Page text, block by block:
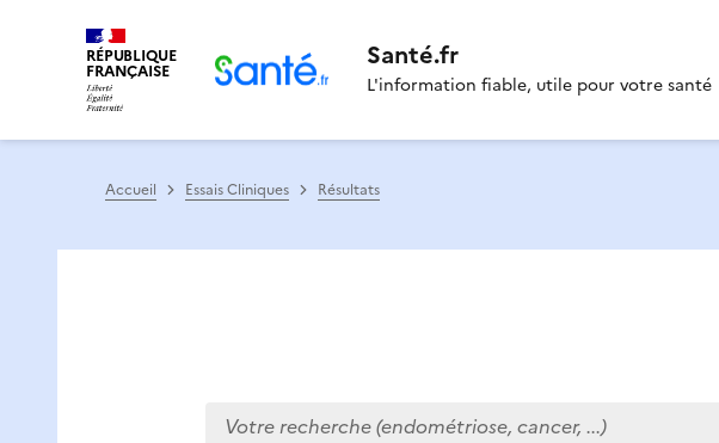
RÉPUBLIQUE
FRANÇAISE Santé.fr
L'information fiable, utile pour votre santé
Accueil Essais Cliniques Résultats
Votre recherche (endométriose, cancer, ...)